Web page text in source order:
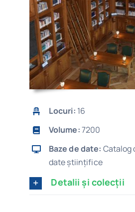
Locuri: 16
Volume:7200
Baze de date: Catalog
date științifice
Detalii și colecții